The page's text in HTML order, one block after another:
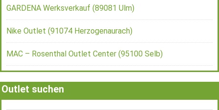
GARDENA Werksverkauf (89081 Ulm)
Nike Outlet (91074 Herzogenaurach)
MAC – Rosenthal Outlet Center (95100 Selb)
Outlet suchen